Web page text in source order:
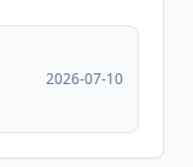
2026-07-10